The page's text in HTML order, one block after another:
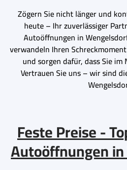
Zögern Sie nicht länger und
heute – Ihr zuverlässiger
Autoöffnungen in
verwandeln Ihren
und sorgen dafür, dass Sie
Vertrauen Sie uns – wir sind
Feste Preise -
Autoöffnungen